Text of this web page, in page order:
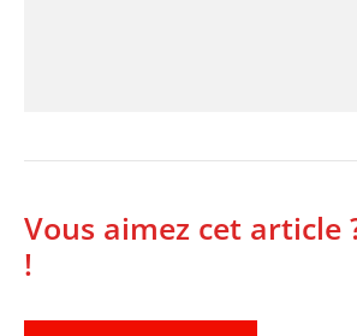
Vous aimez cet article
!